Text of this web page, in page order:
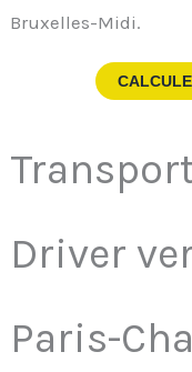
Bruxelles-Midi.
Driver
Paris-